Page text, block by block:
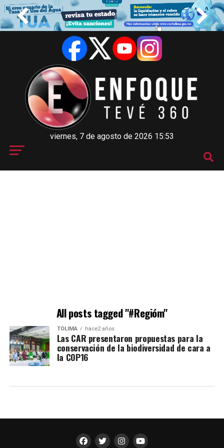
viernes, 7 de agosto de 2026 15:53
All posts tagged "#Regióm"
TOLIMA hace2 años
Las CAR presentaron propuestas para la
conservación de la biodiversidad de cara a
la COP16